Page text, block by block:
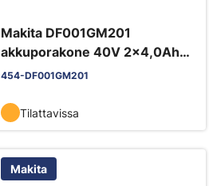
Makita DF001GM201
akkuporakone 40V 2x4,0Ah
140/68 Nm
454-DF001GM201
Tilattavissa
Makita